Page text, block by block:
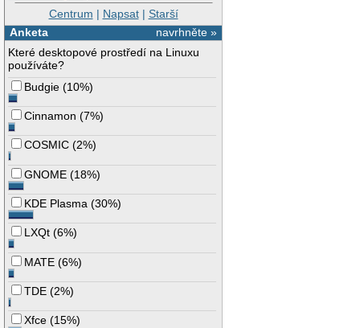
Centrum | Napsat| Starší
navrhněte »
Anketa
Které desktopové prostředí na Linuxu
používáte?
Budgie (10%)
Cinnamon (7%)
COSMIC (2%)
GNOME (18%)
KDE Plasma (30%)
LXQt (6%)
MATE (6%)
TDE (2%)
Xfce (15%)